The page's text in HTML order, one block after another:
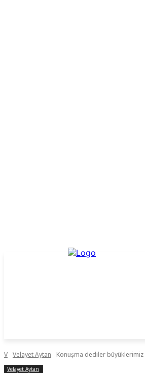
V Velayet Aytan Konuşma dediler büyüklerimiz
Velayet Aytan